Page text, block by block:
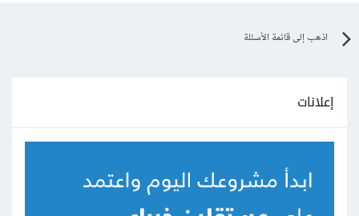
اذهب إلى قائمة الأسئلة
إعلانات